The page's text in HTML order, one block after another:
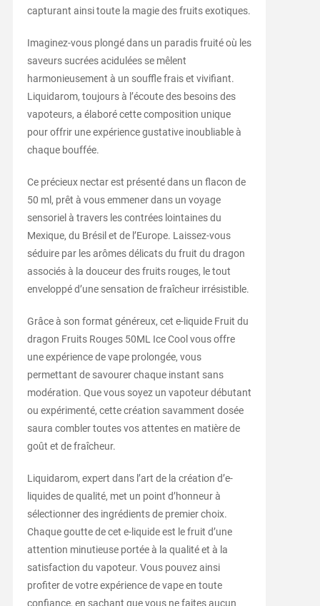
capturant ainsi toute la magie des fruits exotiques.
Imaginez-vous plongé dans un paradis fruité où les
saveurs sucrées acidulées se mêlent
harmonieusement à un souffle frais et vivifiant.
Liquidarom, toujours à l’écoute des besoins des
vapoteurs, a élaboré cette composition unique
pour offrir une expérience gustative inoubliable à
chaque bouffée.
Ce précieux nectar est présenté dans un flacon de
50 ml, prêt à vous emmener dans un voyage
sensoriel à travers les contrées lointaines du
Mexique, du Brésil et de l’Europe. Laissez-vous
séduire par les arômes délicats du fruit du dragon
associés à la douceur des fruits rouges, le tout
enveloppé d’une sensation de fraîcheur irrésistible.
Grâce à son format généreux, cet e-liquide Fruit du
dragon Fruits Rouges 50ML Ice Cool vous offre
une expérience de vape prolongée, vous
permettant de savourer chaque instant sans
modération. Que vous soyez un vapoteur débutant
ou expérimenté, cette création savamment dosée
saura combler toutes vos attentes en matière de
goût et de fraîcheur.
Liquidarom, expert dans l’art de la création d’e-
liquides de qualité, met un point d’honneur à
sélectionner des ingrédients de premier choix.
Chaque goutte de cet e-liquide est le fruit d’une
attention minutieuse portée à la qualité et à la
satisfaction du vapoteur. Vous pouvez ainsi
profiter de votre expérience de vape en toute
confiance, en sachant que vous ne faites aucun